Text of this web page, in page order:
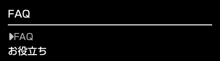
FAQ
FAQ
お役立ち